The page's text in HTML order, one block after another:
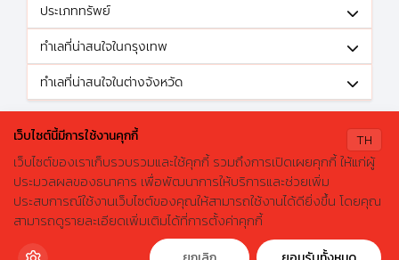
ค้นหาบ้านมือสองธอส.
ลองเปลี่ยนมาใช้ผ่านแอปดูสิ ใช้ง่าย รวดเร็ว โหลดเลย!
X
ประเภททรัพย์
ทำเลที่น่าสนใจในกรุงเทพ
ทำเลที่น่าสนใจในต่างจังหวัด
© 2026 GHBhomecenter.com. All rights reserved.
ธนาคารอาคารสงเคราะห์ (สำนักงานใหญ่) 63 ถนนพระราม 9 เขตห้วยขวาง
กรุงเทพมหานคร 10310
TH
เว็บไซต์นี้มีการใช้งานคุกกี้
เว็บไซต์ของเราเก็บรวบรวมและใช้คุกกี้ รวมถึงการเปิดเผยคุกกี้ ให้แก่ผู้
ประมวลผลของธนาคาร เพื่อพัฒนาการให้บริการและช่วยเพิ่ม
ประสบการณ์ใช้งานเว็บไซต์ของคุณให้สามารถใช้งานได้ดียิ่งขึ้น โดยคุณ
สามารถดูรายละเอียดเพิ่มเติมได้ที่การตั้งค่าคุกกี้